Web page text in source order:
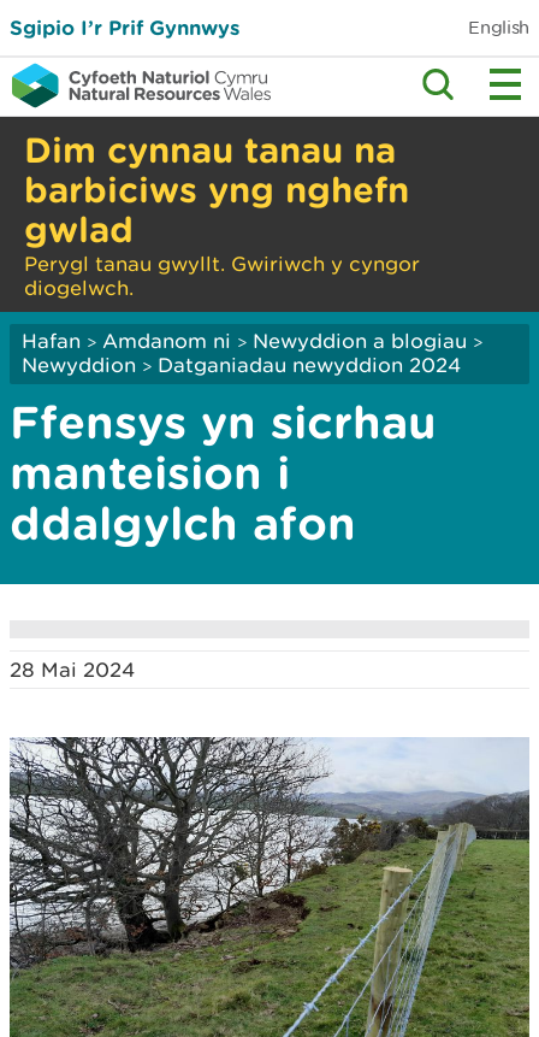
Sgipio I’r Prif Gynnwys English
Dim cynnau tanau na
barbiciws yng nghefn
gwlad
Perygl tanau gwyllt. Gwiriwch y cyngor
diogelwch.
Hafan > Amdanom ni > Newyddion a blogiau >
Newyddion > Datganiadau newyddion 2024
Ffensys yn sicrhau
manteision i
ddalgylch afon
28 Mai 2024